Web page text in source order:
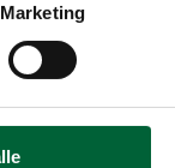
Marketing